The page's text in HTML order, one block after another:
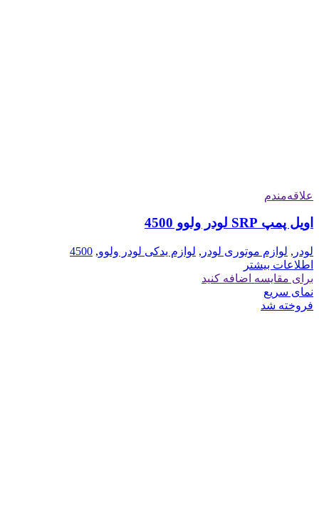
علاقه‌مندم
اویل پمپ SRP لودر ولوو 4500
لودر , لوازم موتوری لودر , لوازم یدکی لودر ولوو,
4500
اطلاعات بیشتر
برای مقایسه اضافه کنید
نمای سریع
فروخته شد